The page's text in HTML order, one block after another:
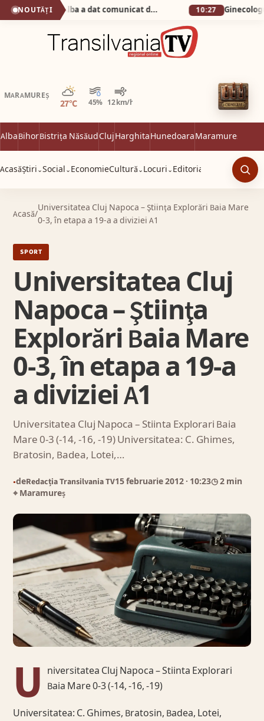
NOUTĂȚI Știrea zilei! Prefectul de Alba a dat comunicat de presǎ cǎ s-a întâlnit cu… nevastă-sa la…Prefecturǎ! 10:27
MARAMUREȘ
27°C 45% 12 km/h
Parțial noros
AlbaBihorBistrița NăsăudClujHarghitaHunedoaraMaramureș
AcasăȘtiri ⌄Social ⌄ EconomieCultură ⌄ Locuri ⌄ Editorial
Acasă/
Universitatea Cluj Napoca – Ştiinţa Explorări Baia Mare
0-3, în etapa a 19-a a diviziei A1
SPORT
Universitatea Cluj
Napoca – Ştiinţa
Explorări Baia Mare
0-3, în etapa a 19-a
a diviziei A1
Universitatea Cluj Napoca – Stiinta Explorari Baia
Mare 0-3 (-14, -16, -19) Universitatea: C. Ghimes,
Bratosin, Badea, Lotei,…
●deRedacția Transilvania TV15 februarie 2012 · 10:23◷ 2 min
⌖ Maramureș
U niversitatea Cluj Napoca – Stiinta Explorari
Baia Mare 0-3 (-14, -16, -19)
Universitatea: C. Ghimes, Bratosin, Badea, Lotei,